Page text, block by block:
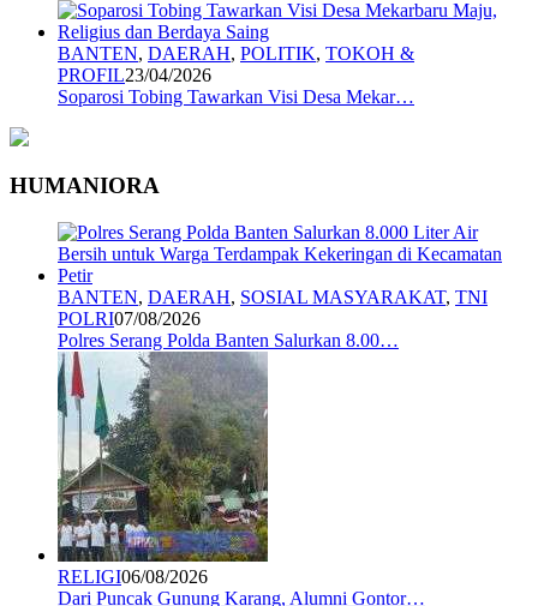
BANTEN, DAERAH, POLITIK, TOKOH &
PROFIL23/04/2026
Soparosi Tobing Tawarkan Visi Desa Mekar…
HUMANIORA
BANTEN, DAERAH, SOSIAL MASYARAKAT, TNI
POLRI07/08/2026
Polres Serang Polda Banten Salurkan 8.00…
RELIGI06/08/2026
Dari Puncak Gunung Karang, Alumni Gontor…